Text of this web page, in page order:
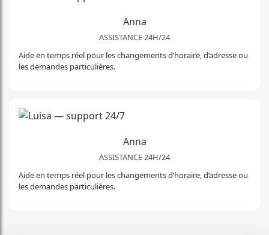
Anna
ASSISTANCE 24H/24
Aide en temps réel pour les changements d’horaire, d’adresse ou
les demandes particulières.
Anna
ASSISTANCE 24H/24
Aide en temps réel pour les changements d’horaire, d’adresse ou
les demandes particulières.